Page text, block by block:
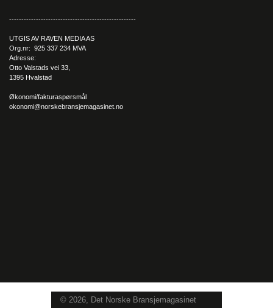
----------------------------------------------------
UTGIS AV RAVEN MEDIA AS
Org.nr: 925 337 234 MVA
Adresse:
Otto Valstads vei 33,
1395 Hvalstad
Økonomi/fakturaspørsmål
okonomi@norskebransjemagasinet.no
© 2026, Det Norske Bransjemagasinet